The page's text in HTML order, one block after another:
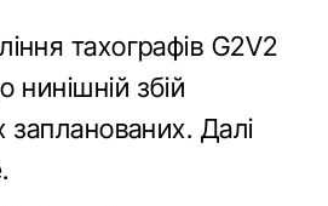
тахографів G2V2
збій
Далі